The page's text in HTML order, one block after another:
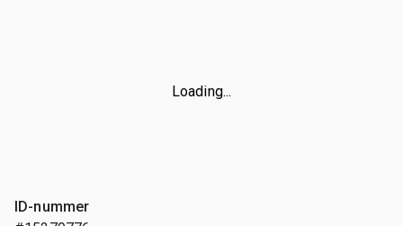
Loading...
ID-nummer